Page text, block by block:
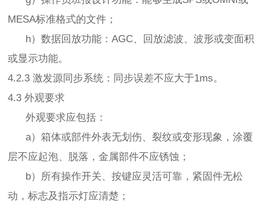
MESA标准格式的文件；
h）数据回放功能：AGC、回放滤波、波形或变面积
或显示功能。
4.2.3 激发源同步系统：同步误差不应大于1ms。
4.3 外观要求
外观要求应包括：
a）箱体或部件外表无划伤、裂纹或变形现象，涂覆
层不应起泡、脱落，金属部件不应锈蚀；
b）所有操作开关、按键应灵活可靠，紧固件无松
动，标志及指示灯应清楚；